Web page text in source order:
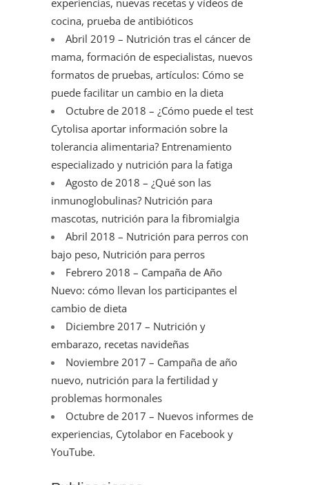
experiencias, nuevas recetas y vídeos de
cocina, prueba de antibióticos
Abril 2019 – Nutrición tras el cáncer de
mama, formación de especialistas, nuevos
formatos de pruebas, artículos: Cómo se
puede facilitar un cambio en la dieta
Octubre de 2018 – ¿Cómo puede el test
Cytolisa aportar información sobre la
tolerancia alimentaria? Entrenamiento
especializado y nutrición para la fatiga
Agosto de 2018 – ¿Qué son las
inmunoglobulinas? Nutrición para
mascotas, nutrición para la fibromialgia
Abril 2018 – Nutrición para perros con
bajo peso, Nutrición para perros
Febrero 2018 – Campaña de Año
Nuevo: cómo llevan los participantes el
cambio de dieta
Diciembre 2017 – Nutrición y
embarazo, recetas navideñas
Noviembre 2017 – Campaña de año
nuevo, nutrición para la fertilidad y
problemas hormonales
Octubre de 2017 – Nuevos informes de
experiencias, Cytolabor en Facebook y
YouTube.